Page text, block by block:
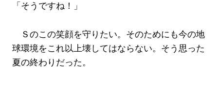
「そうですね！」
Ｓのこの笑顔を守りたい。そのためにも今の地
球環境をこれ以上壊してはならない。そう思った
夏の終わりだった。